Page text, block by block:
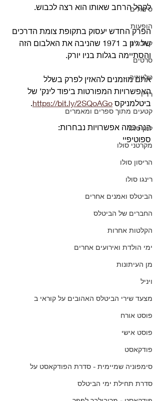
סינגלים
הופעות
קאברים
סרטים
טלוויזיה
רדיו
קטעים מתוך ספרים ומאמרים
לנון סולו
מקרטני סולו
הריסון סולו
רינגו סולו
הביטלס ואמנים אחרים
החברים של הביטלס
הקלטות אחרות
ימי הולדת ואירועים אחרים
מן העיתונות
ויניל
מצעד שירי הביטלס האהובים על קוראי ב
פוסט אורח
פוסט אישי
פודקאסט
סימפוניה שמיימית - סדרת הפודקאסט על
סדרת תחילת ימי הביטלס
לקהל הרחב שאותו הוא רצה לכבוש.
הפרק החדש יעסוק בתקופת צומת הדרכים
של ג'ון ב 1971 שהניבה את האלבום הזה
והסתיימה בגלות בניו יורק.
אתם מוזמנים להאזין לפרק בשלל
האפשרויות המפורטות ב‘פוד לינק’ של
ביטלמניקס https://bit.ly/2SQoAGo
.
הנה כמה אפשרויות נבחרות:
ספוטיפיי